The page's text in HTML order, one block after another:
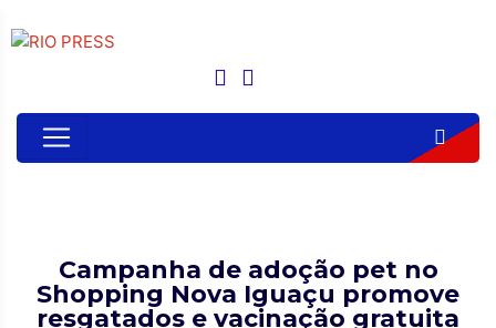
Campanha de adoção pet no
Shopping Nova Iguaçu promove
resgatados e vacinação gratuita